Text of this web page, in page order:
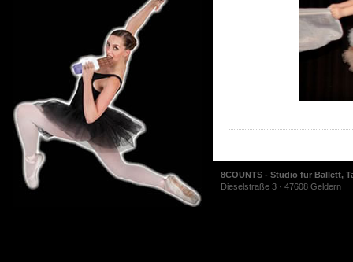
8COUNTS - Studio für Ballett,
Dieselstraße 3 · 47608 Geldern